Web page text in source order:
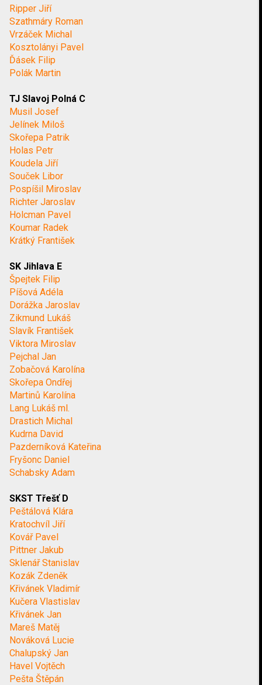
Ripper Jiří
Szathmáry Roman
Vrzáček Michal
Kosztolányi Pavel
Ďásek Filip
Polák Martin
TJ Slavoj Polná C
Musil Josef
Jelínek Miloš
Skořepa Patrik
Holas Petr
Koudela Jiří
Souček Libor
Pospíšil Miroslav
Richter Jaroslav
Holcman Pavel
Koumar Radek
Krátký František
SK Jihlava E
Špejtek Filip
Píšová Adéla
Dorážka Jaroslav
Zikmund Lukáš
Slavík František
Viktora Miroslav
Pejchal Jan
Zobačová Karolína
Skořepa Ondřej
Martinů Karolína
Lang Lukáš ml.
Drastich Michal
Kudrna David
Pazderníková Kateřina
Fryšonc Daniel
Schabsky Adam
SKST Třešť D
Peštálová Klára
Kratochvíl Jiří
Kovář Pavel
Pittner Jakub
Sklenář Stanislav
Kozák Zdeněk
Křivánek Vladimír
Kučera Vlastislav
Křivánek Jan
Mareš Matěj
Nováková Lucie
Chalupský Jan
Havel Vojtěch
Pešta Štěpán